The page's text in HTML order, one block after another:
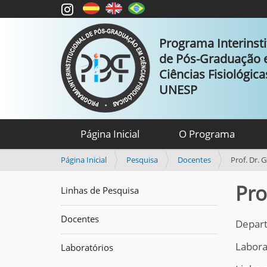
Programa
de Pós-Graduação
Ciências
UNESP
Página Inicial O Programa
V
ê
e
s
t
á
Página Inicial Pesquisa Docentes Prof. Dr.
Linhas de Pesquisa
Docentes
Laboratórios